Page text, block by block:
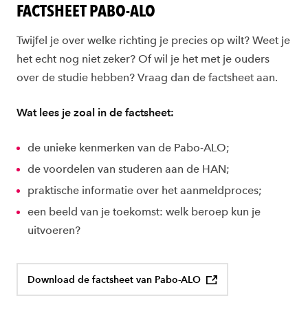
FACTSHEET PABO-ALO
Twijfel je over welke richting je precies op wilt? Weet je
het echt nog niet zeker? Of wil je het met je ouders
over de studie hebben? Vraag dan de factsheet aan.
Wat lees je zoal in de factsheet:
de unieke kenmerken van de Pabo-ALO;
de voordelen van studeren aan de HAN;
praktische informatie over het aanmeldproces;
een beeld van je toekomst: welk beroep kun je
uitvoeren?
Download de factsheet van Pabo-ALO